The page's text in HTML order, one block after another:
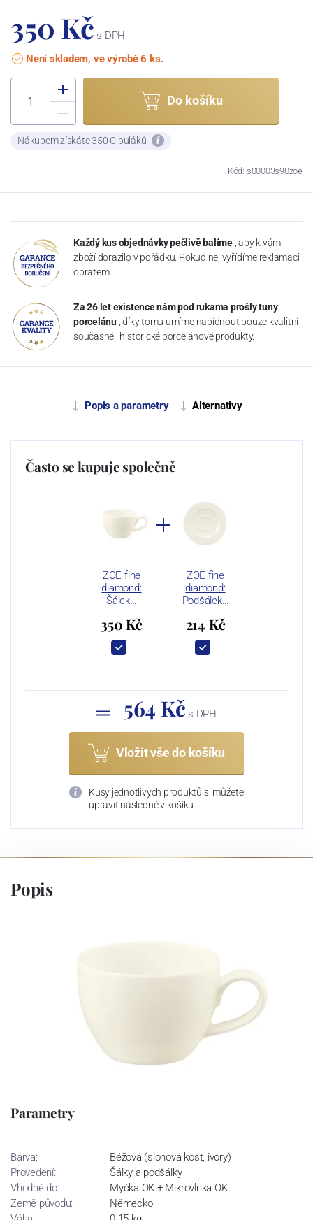
350 Kč s DPH
Není skladem, ve výrobě 6 ks.
Do košíku
Nákupem získáte 350 Cibuláků
Kód: s00003s90zoe
Každý kus objednávky pečlivě balíme , aby k vám
zboží dorazilo v pořádku. Pokud ne, vyřídíme reklamaci
obratem.
Za 26 let existence nám pod rukama prošly tuny
porcelánu , díky tomu umíme nabídnout pouze kvalitní
současné i historické porcelánové produkty.
Popis a parametry Alternativy
Často se kupuje společně
ZOÉ fine
diamond:
Šálek…
350 Kč
ZOÉ fine
diamond:
Podšálek…
214 Kč
564 Kč s DPH
Vložit vše do košíku
Kusy jednotlivých produktů si můžete
upravit následně v košíku
Popis
Parametry
Barva:
Béžová (slonová kost, ivory)
Provedení:
Šálky a podšálky
Vhodné do:
Myčka OK + Mikrovlnka OK
Země původu:
Německo